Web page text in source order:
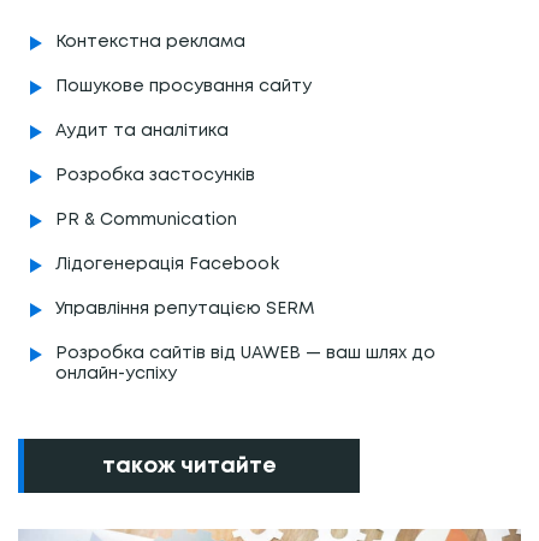
Контекстна реклама
Пошукове просування сайту
Аудит та аналітика
Розробка застосунків
PR & Communication
Лідогенерація Facebook
Управління репутацією SERM
Розробка сайтів від UAWEB — ваш шлях до
онлайн-успіху
також читайте